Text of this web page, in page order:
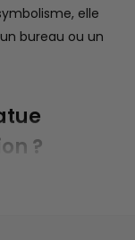
elle
bureau ou un
?
et les